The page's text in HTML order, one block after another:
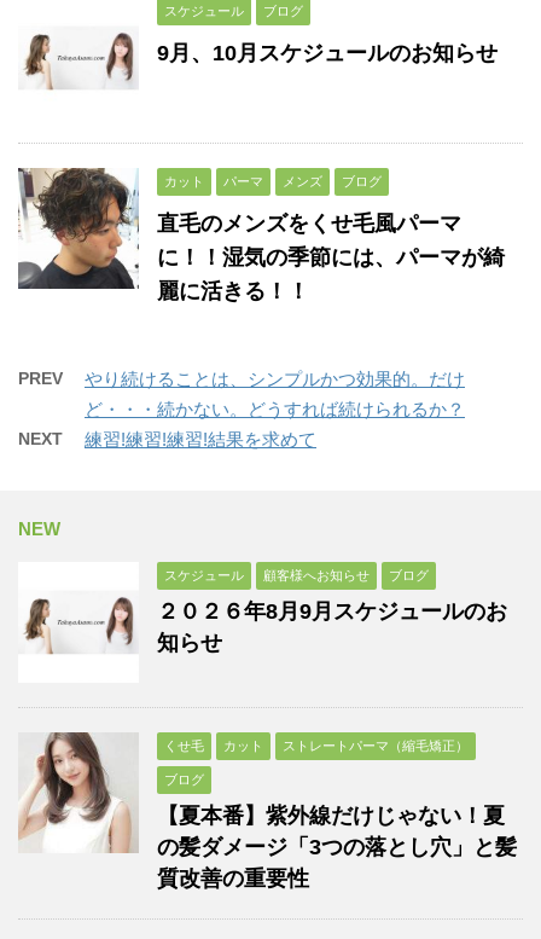
スケジュール ブログ
9月、10月スケジュールのお知らせ
カット パーマ メンズ ブログ
直毛のメンズをくせ毛風パーマ
に！！湿気の季節には、パーマが綺
麗に活きる！！
PREV
やり続けることは、シンプルかつ効果的。だけ
ど・・・続かない。どうすれば続けられるか？
NEXT 練習!練習!練習!結果を求めて
NEW
スケジュール 顧客様へお知らせ ブログ
２０２６年8月9月スケジュールのお
知らせ
くせ毛 カット ストレートパーマ（縮毛矯正）
ブログ
【夏本番】紫外線だけじゃない！夏
の髪ダメージ「3つの落とし穴」と髪
質改善の重要性